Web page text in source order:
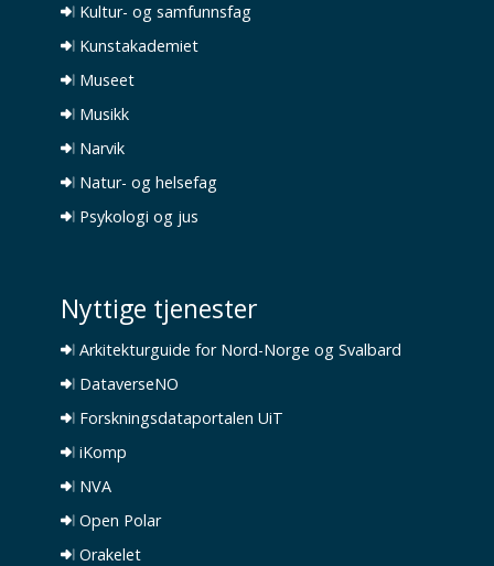
Kultur- og samfunnsfag
Kunstakademiet
Museet
Musikk
Narvik
Natur- og helsefag
Psykologi og jus
Nyttige tjenester
Arkitekturguide for Nord-Norge og Svalbard
DataverseNO
Forskningsdataportalen UiT
iKomp
NVA
Open Polar
Orakelet